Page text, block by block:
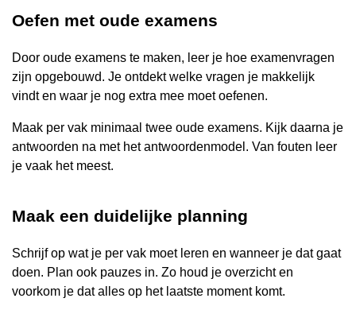
Oefen met oude examens
Door oude examens te maken, leer je hoe examenvragen
zijn opgebouwd. Je ontdekt welke vragen je makkelijk
vindt en waar je nog extra mee moet oefenen.
Maak per vak minimaal twee oude examens. Kijk daarna je
antwoorden na met het antwoordenmodel. Van fouten leer
je vaak het meest.
Maak een duidelijke planning
Schrijf op wat je per vak moet leren en wanneer je dat gaat
doen. Plan ook pauzes in. Zo houd je overzicht en
voorkom je dat alles op het laatste moment komt.